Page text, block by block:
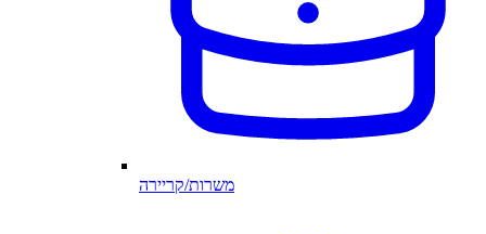
משרות/קריירה